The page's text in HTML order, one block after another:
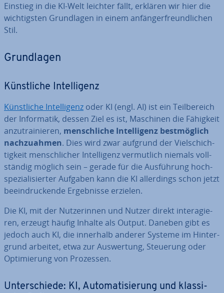
Einstieg in die KI-Welt leichter fällt, erklären wir hier die
wich­tigs­ten Grund­la­gen in einem an­fän­ger­freund­li­chen
Stil.
Grund­la­gen
Künst­li­che In­tel­li­genz
Künst­li­che In­tel­li­genz oder KI (engl. AI) ist ein Teil­be­reich
der In­for­ma­tik, dessen Ziel es ist, Maschinen die Fähigkeit
an­zu­trai­nie­ren, mensch­li­che In­tel­li­genz best­mög­lich
nach­zu­ah­men. Dies wird zwar aufgrund der Viel­schich­
tig­keit mensch­li­cher In­tel­li­genz ver­mut­lich niemals voll­
stän­dig möglich sein – gerade für die Aus­füh­rung hoch­
spe­zia­li­sier­ter Aufgaben kann die KI al­ler­dings schon jetzt
be­ein­dru­cken­de Er­geb­nis­se erzielen.
Die KI, mit der Nut­ze­rin­nen und Nutzer direkt in­ter­agie­
ren, erzeugt häufig Inhalte als Output. Daneben gibt es
jedoch auch KI, die innerhalb anderer Systeme im Hin­ter­
grund arbeitet, etwa zur Aus­wer­tung, Steuerung oder
Op­ti­mie­rung von Prozessen.
Un­ter­schie­de: KI, Au­to­ma­ti­sie­rung und klas­si­